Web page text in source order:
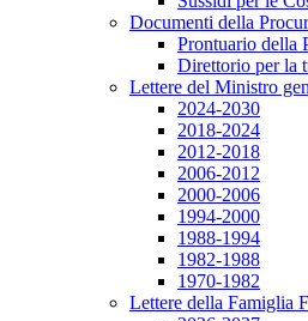
Documenti della
Prontuario della
Direttorio per la
Lettere del Ministro
2024-2030
2018-2024
2012-2018
2006-2012
2000-2006
1994-2000
1988-1994
1982-1988
1970-1982
Lettere della Famiglia